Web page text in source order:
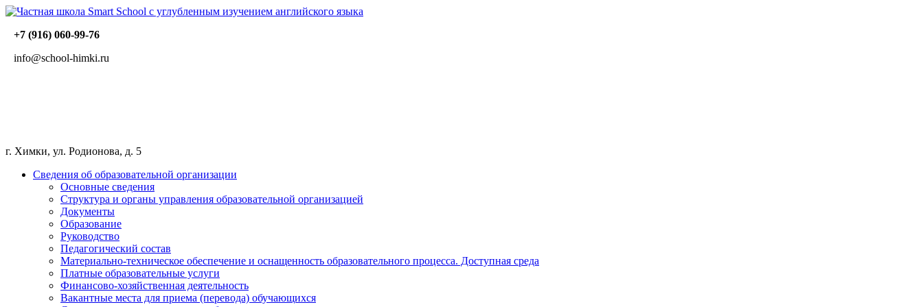
+7 (916) 060-99-76
info@school-himki.ru
г. Химки, ул. Родионова, д. 5
Сведения об образовательной организации
Основные сведения
Структура и органы управления образовательной организацией
Документы
Образование
Руководство
Педагогический состав
Материально-техническое обеспечение и оснащенность образовательного процесса. Доступная среда
Платные образовательные услуги
Финансово-хозяйственная деятельность
Вакантные места для приема (перевода) обучающихся